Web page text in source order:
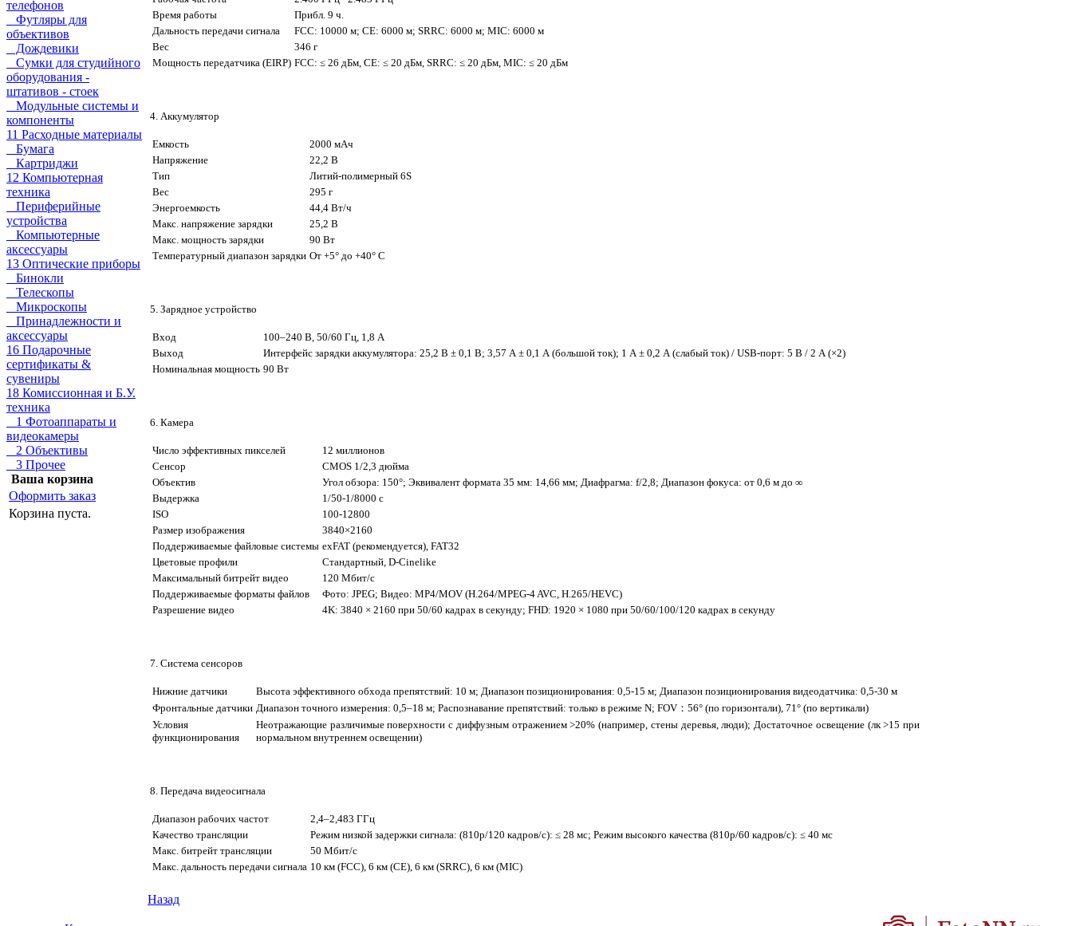
телефонов
Футляры для
объективов
Дождевики
Сумки для студийного
оборудования -
штативов - стоек
Модульные системы и
компоненты
11 Расходные материалы
Бумага
Картриджи
12 Компьютерная
техника
Периферийные
устройства
Компьютерные
аксессуары
13 Оптические приборы
Бинокли
Телескопы
Микроскопы
Принадлежности и
аксессуары
16 Подарочные
сертификаты &
сувениры
18 Комиссионная и Б.У.
техника
1 Фотоаппараты и
видеокамеры
2 Объективы
3 Прочее
Ваша корзина
Оформить заказ
Корзина пуста.
Время работы
Прибл. 9 ч.
Дальность передачи сигнала
FCC: 10000 м; CE: 6000 м; SRRC: 6000 м; MIC: 6000 м
Вес
346 г
Мощность передатчика (EIRP) FCC: ≤ 26 дБм, CE: ≤ 20 дБм, SRRC: ≤ 20 дБм, MIC: ≤ 20 дБм
4. Аккумулятор
Емкость
2000 мАч
Напряжение
22,2 В
Тип
Литий-полимерный 6S
Вес
295 г
Энергоемкость
44,4 Вт/ч
Макс. напряжение зарядки
25,2 В
Макс. мощность зарядки
90 Вт
Температурный диапазон зарядки От +5° до +40° C
5. Зарядное устройство
Вход
100–240 В, 50/60 Гц, 1,8 А
Выход
Интерфейс зарядки аккумулятора: 25,2 В ± 0,1 В; 3,57 А ± 0,1 А (большой ток); 1 А ± 0,2 А (слабый ток) / USB-порт: 5 В / 2 А (×2)
Номинальная мощность 90 Вт
6. Камера
Число эффективных пикселей
12 миллионов
Сенсор
CMOS 1/2,3 дюйма
Объектив
Угол обзора: 150°; Эквивалент формата 35 мм: 14,66 мм; Диафрагма: f/2,8; Диапазон фокуса: от 0,6 м до ∞
Выдержка
1/50-1/8000 с
ISO
100-12800
Размер изображения
3840×2160
Поддерживаемые файловые системы exFAT (рекомендуется), FAT32
Цветовые профили
Стандартный, D-Cinelike
Максимальный битрейт видео
120 Мбит/с
Поддерживаемые форматы файлов
Фото: JPEG; Видео: MP4/MOV (H.264/MPEG-4 AVC, H.265/HEVC)
Разрешение видео
4K: 3840 × 2160 при 50/60 кадрах в секунду; FHD: 1920 × 1080 при 50/60/100/120 кадрах в секунду
7. Система сенсоров
Нижние датчики
Высота эффективного обхода препятствий: 10 м; Диапазон позиционирования: 0,5-15 м; Диапазон позиционирования видеодатчика: 0,5-30 м
Фронтальные датчики Диапазон точного измерения: 0,5–18 м; Распознавание препятствий: только в режиме N; FOV：56° (по горизонтали), 71° (по вертикали)
Условия
функционирования
Неотражающие различимые поверхности с диффузным отражением >20% (например, стены деревья, люди); Достаточное освещение (лк >15 при
нормальном внутреннем освещении)
8. Передача видеосигнала
Диапазон рабочих частот
2,4–2,483 ГГц
Качество трансляции
Режим низкой задержки сигнала: (810p/120 кадров/с): ≤ 28 мс; Режим высокого качества (810p/60 кадров/с): ≤ 40 мс
Макс. битрейт трансляции
50 Мбит/с
Макс. дальность передачи сигнала 10 км (FCC), 6 км (CE), 6 км (SRRC), 6 км (MIC)
Назад